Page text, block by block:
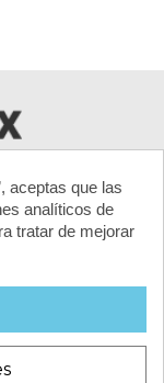
aceptas que las
analíticos de
tratar de mejorar